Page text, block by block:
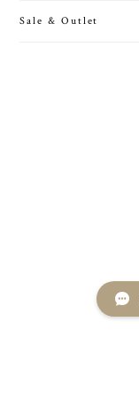
Sale & Outlet